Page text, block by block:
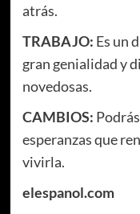
atrás.
TRABAJO: Es un
gran genialidad y
novedosas.
CAMBIOS:
esperanzas que
vivirla.
elespanol.com